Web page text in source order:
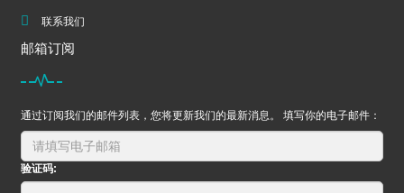
联系我们
邮箱订阅
通过订阅我们的邮件列表，您将更新我们的最新消息。 填写你的电子邮件：
验证码: